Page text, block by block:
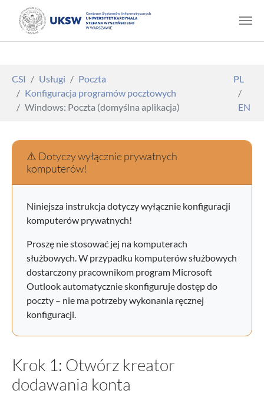
CSI Usługi
Poczta
Konfiguracja programów pocztowych
Windows: Poczta (domyślna aplikacja)
PL
EN
⚠️ Dotyczy wyłącznie prywatnych
komputerów!
Niniejsza instrukcja dotyczy wyłącznie konfiguracji
komputerów prywatnych!
Proszę nie stosować jej na komputerach
służbowych. W przypadku komputerów służbowych
dostarczony pracownikom program Microsoft
Outlook automatycznie skonfiguruje dostęp do
poczty – nie ma potrzeby wykonania ręcznej
konfiguracji.
Krok 1: Otwórz kreator
dodawania konta